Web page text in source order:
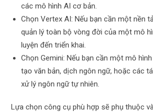
các mô hình AI cơ bản.
Chọn Vertex AI: Nếu bạn cần một nền
quản lý toàn bộ vòng đời của một mô
luyện đến triển khai.
Chọn Gemini: Nếu bạn cần một mô
tạo văn bản, dịch ngôn ngữ, hoặc các
xử lý ngôn ngữ tự nhiên.
Lựa chọn công cụ phù hợp sẽ phụ thuộc